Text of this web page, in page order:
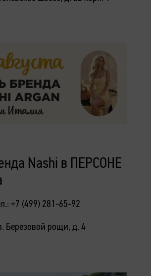
Nashi в ПЕРСОНЕ
+7 (499) 281-65-92
Березовой рощи, д. 4